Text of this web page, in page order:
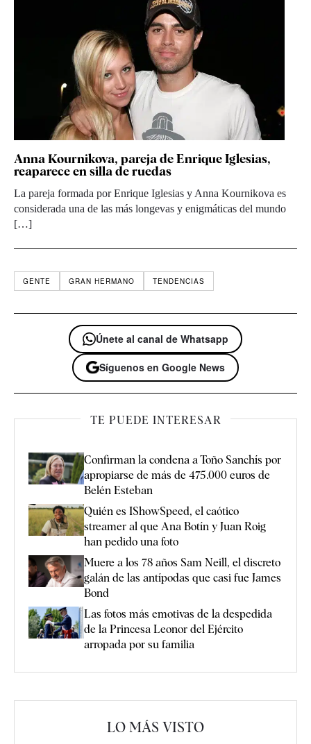
Anna Kournikova, pareja de Enrique Iglesias,
reaparece en silla de ruedas
La pareja formada por Enrique Iglesias y Anna Kournikova es
considerada una de las más longevas y enigmáticas del mundo
[…]
GENTE GRAN HERMANO TENDENCIAS
Únete al canal de Whatsapp
Síguenos en Google News
TE PUEDE INTERESAR
Confirman la condena a Toño Sanchís por
apropiarse de más de 475.000 euros de
Belén Esteban
Quién es IShowSpeed, el caótico
streamer al que Ana Botín y Juan Roig
han pedido una foto
Muere a los 78 años Sam Neill, el discreto
galán de las antípodas que casi fue James
Bond
Las fotos más emotivas de la despedida
de la Princesa Leonor del Ejército
arropada por su familia
LO MÁS VISTO